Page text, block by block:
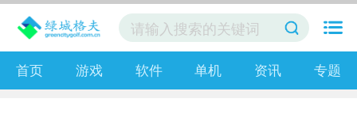
首页 游戏 软件 单机 资讯 专题